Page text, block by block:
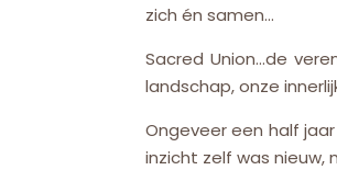
zich én samen…
Sacred Union…de
landschap, onze
Ongeveer een half
inzicht zelf was nieuw,